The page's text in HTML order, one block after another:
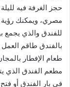
مصري، ويمكنك رؤية
للفندق والذي يجمع
بالفندق طاقم
طعام الإفطار
مطعم الفندق الذي
في بار الفندق أو